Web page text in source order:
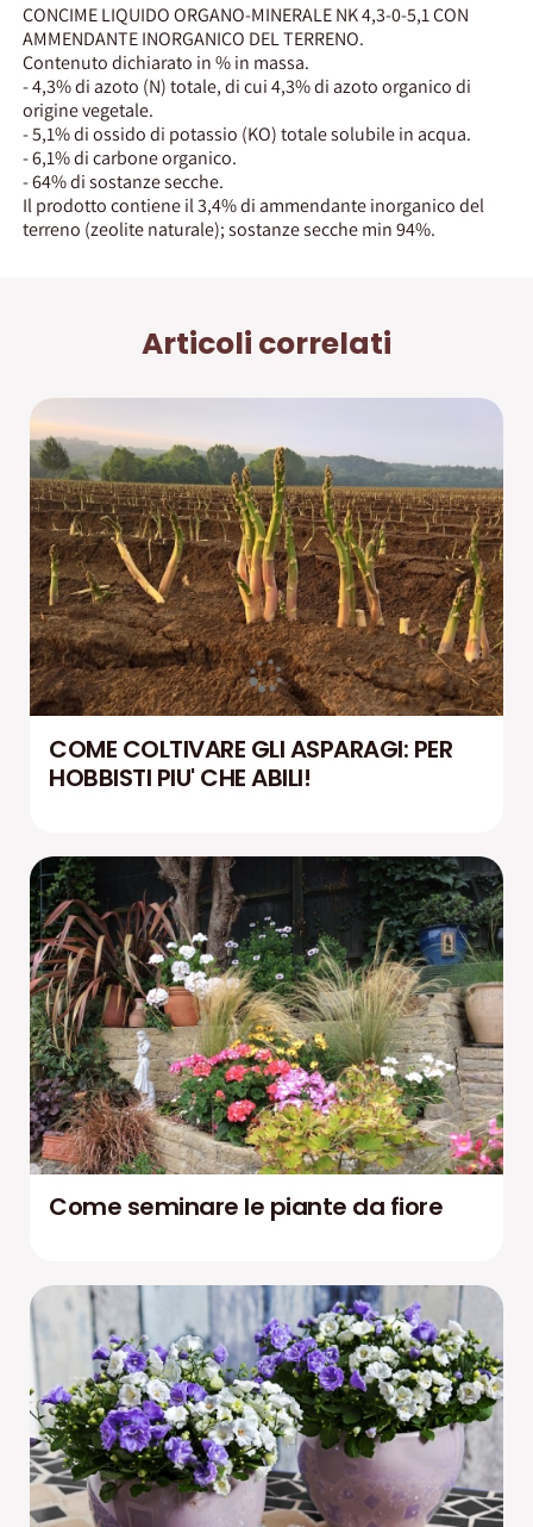
CONCIME LIQUIDO ORGANO-MINERALE NK 4,3-0-5,1 CON
AMMENDANTE INORGANICO DEL TERRENO.
Contenuto dichiarato in % in massa.
- 4,3% di azoto (N) totale, di cui 4,3% di azoto organico di
origine vegetale.
- 5,1% di ossido di potassio (KO) totale solubile in acqua.
- 6,1% di carbone organico.
- 64% di sostanze secche.
Il prodotto contiene il 3,4% di ammendante inorganico del
terreno (zeolite naturale); sostanze secche min 94%.
Articoli correlati
COME COLTIVARE GLI ASPARAGI: PER
HOBBISTI PIU' CHE ABILI!
Come seminare le piante da fiore